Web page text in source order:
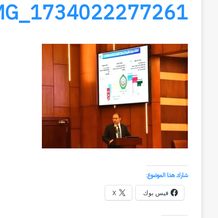
شارك هذا الموضوع:
فيس بوك
X